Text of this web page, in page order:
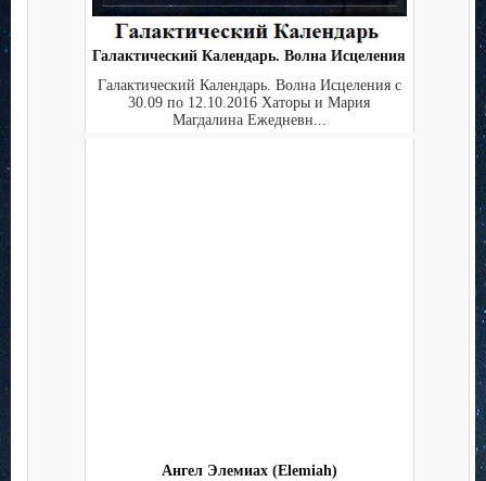
Галактический Календарь. Волна Исцеления
Галактический Календарь. Волна Исцеления с
30.09 по 12.10.2016 Хаторы и Мария
Магдалина Ежедневн...
Ангел Элемиах (Elemiah)